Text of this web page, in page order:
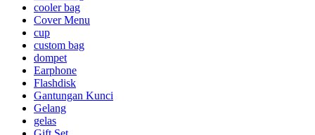
cooler bag
Cover Menu
cup
custom bag
dompet
Earphone
Flashdisk
Gantungan Kunci
Gelang
gelas